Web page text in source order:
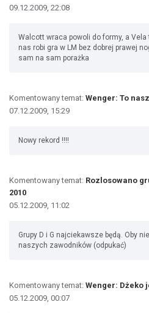
09.12.2009, 22:08
Walcott wraca powoli do formy, a
nas robi gra w LM bez dobrej prawej
sam na sam porażka
Komentowany temat: Wenger: To
07.12.2009, 15:29
Nowy rekord !!!!
Komentowany temat: Rozlosowano
2010
05.12.2009, 11:02
Grupy D i G najciekawsze będą. Oby
naszych zawodników (odpukać)
Komentowany temat: Wenger: Dżeko
05.12.2009, 00:07